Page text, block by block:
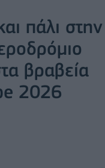
πάλι στην
βραβεία
2026